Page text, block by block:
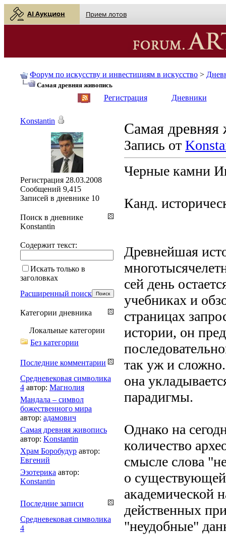
AI Аукцион Прием лотов
Форум по искусству и инвестициям в искусство >
Самая древняя живопись
Регистрация Дневники
Самая древняя
Запись от
Черные камни
Канд.
Древнейшая
сей день
учебниках и
страницах
истории, он
так уж и
она
парадигмы.
Однако на
количество
смысле слова
о существующей
академической
действенных
"неудобные"
Konstantin
Регистрация 28.03.2008
Сообщений 9,415
Записей в дневнике 10
Поиск в дневнике
Konstantin
Содержит текст:
Искать только в
заголовках
Расширенный поиск
Категории дневника
Локальные категории
Без категории
Последние комментарии
Средневековая символика
4 автор: Магнолия
Мандала – символ
божественного мира
автор: адамович
Самая древняя живопись
автор: Konstantin
Храм Боробудур автор:
Евгений
Эзотерика автор:
Konstantin
Последние записи
Средневековая символика
4